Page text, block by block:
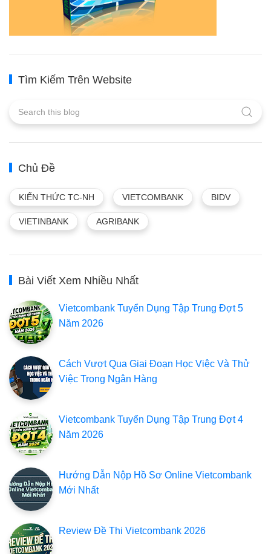
Tìm Kiếm Trên Website
Chủ Đề
KIẾN THỨC TC-NH VIETCOMBANK BIDV
VIETINBANK AGRIBANK
Bài Viết Xem Nhiều Nhất
Vietcombank Tuyển Dụng Tập Trung Đợt 5
Năm 2026
Cách Vượt Qua Giai Đoạn Học Việc Và Thử
Việc Trong Ngân Hàng
Vietcombank Tuyển Dụng Tập Trung Đợt 4
Năm 2026
Hướng Dẫn Nộp Hồ Sơ Online Vietcombank
Mới Nhất
Review Đề Thi Vietcombank 2026